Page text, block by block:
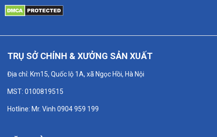
TRỤ SỞ CHÍNH & XƯỞNG SẢN XUẤT
Địa chỉ: Km15, Quốc lộ 1A, xã Ngọc Hồi, Hà Nội
MST: 0100819515
Hotline: Mr. Vinh 0904 959 199